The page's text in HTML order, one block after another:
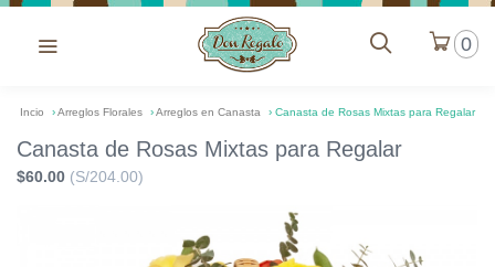
0
Incio ›Arreglos Florales ›Arreglos en Canasta › Canasta de Rosas Mixtas para Regalar
Canasta de Rosas Mixtas para Regalar
$60.00 (S/204.00)